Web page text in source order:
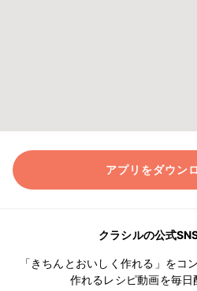
アプリをダウン
クラシルの公式
「きちんとおいしく作れる」をコ
作れるレシピ動画を毎日